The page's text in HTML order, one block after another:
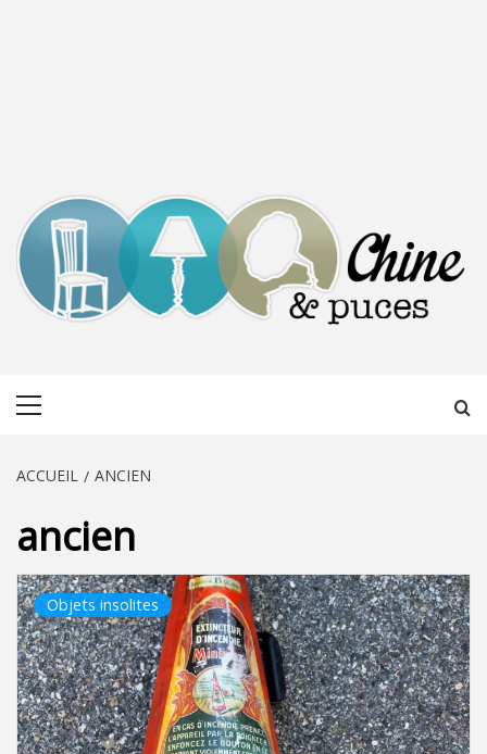
ACCUEIL ANCIEN
ancien
Objets insolites